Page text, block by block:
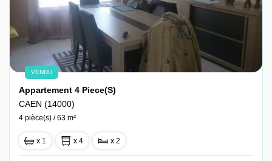
VENDU
Appartement 4 Piece(s)
CAEN (14000)
4 pièce(s) / 63 m²
x 1 x 4 x 2